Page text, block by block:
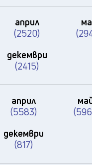
април
(2520)
декември
(2415)
април
(5583)
декември
(817)